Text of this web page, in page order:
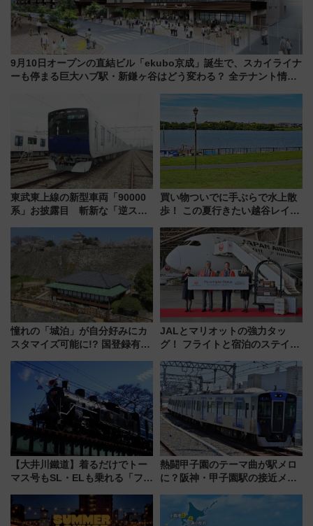
9月10日オープンの直結ビル「ekubo京成」誕生で、スカイライナ
ーも停まる巨大ハブ駅・新鎌ヶ谷はどう変わる？ 全テナント情報
東武東上線の新型車両「90000
系」お披露目 斬新な「逆スラ
放的な車内空間に注目、デビュ
ーは9月
買い物ついでに手ぶらで水上散
歩！ この夏行きたい越谷レイク
ア「LAKESIDE PARK」（埼玉
県越谷市）
憧れの「城泊」が自分好みにカ
スタマイズ可能に!? 国登録有形
にオーダーメイド型の宿泊プラ
ンが誕生！
JALとマリオットの強力タッ
グ！ フライトと宿泊のステイタ
上級会員資格を効率よく獲得す
る方法を解説
【大井川鐵道】着るだけでトー
マス号もSL・ELも乗れる「フリ
受注販売
熱闘甲子園のテーマ曲が駅メロ
に？阪神・甲子園駅の接近メロ
谷実アレンジの特別仕様へ、8月
5日始発から